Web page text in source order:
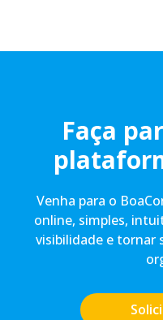
Faça
Venha para o
online, simples,
visibilidade e tornar